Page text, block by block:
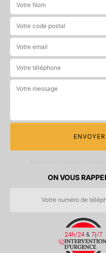
ON VOUS